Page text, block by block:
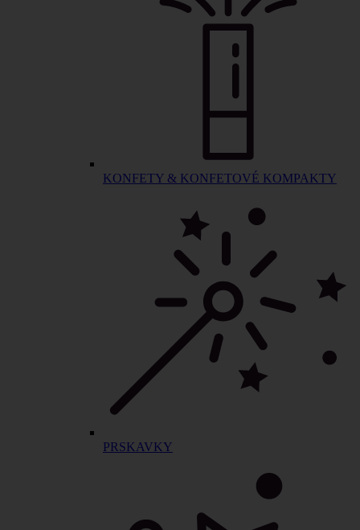
KONFETY & KONFETOVÉ KOMPAKTY
PRSKAVKY